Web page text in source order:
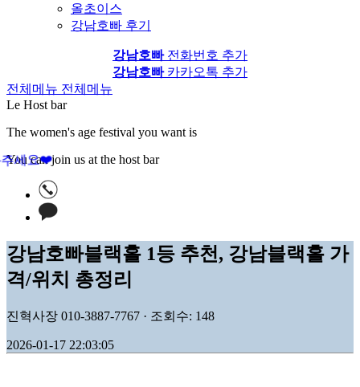
올초이스
강남호빠 후기
강남호빠전화번호 추가
강남호빠카카오톡 추가
전체메뉴 전체메뉴
Le Host bar
The women's age festival you want is
You can join us at the host bar
세요❤️
강남호빠블랙홀 1등 추천, 강남블랙홀 가
격/위치 총정리
진혁사장 010-3887-7767 · 조회수: 148
2026-01-17 22:03:05